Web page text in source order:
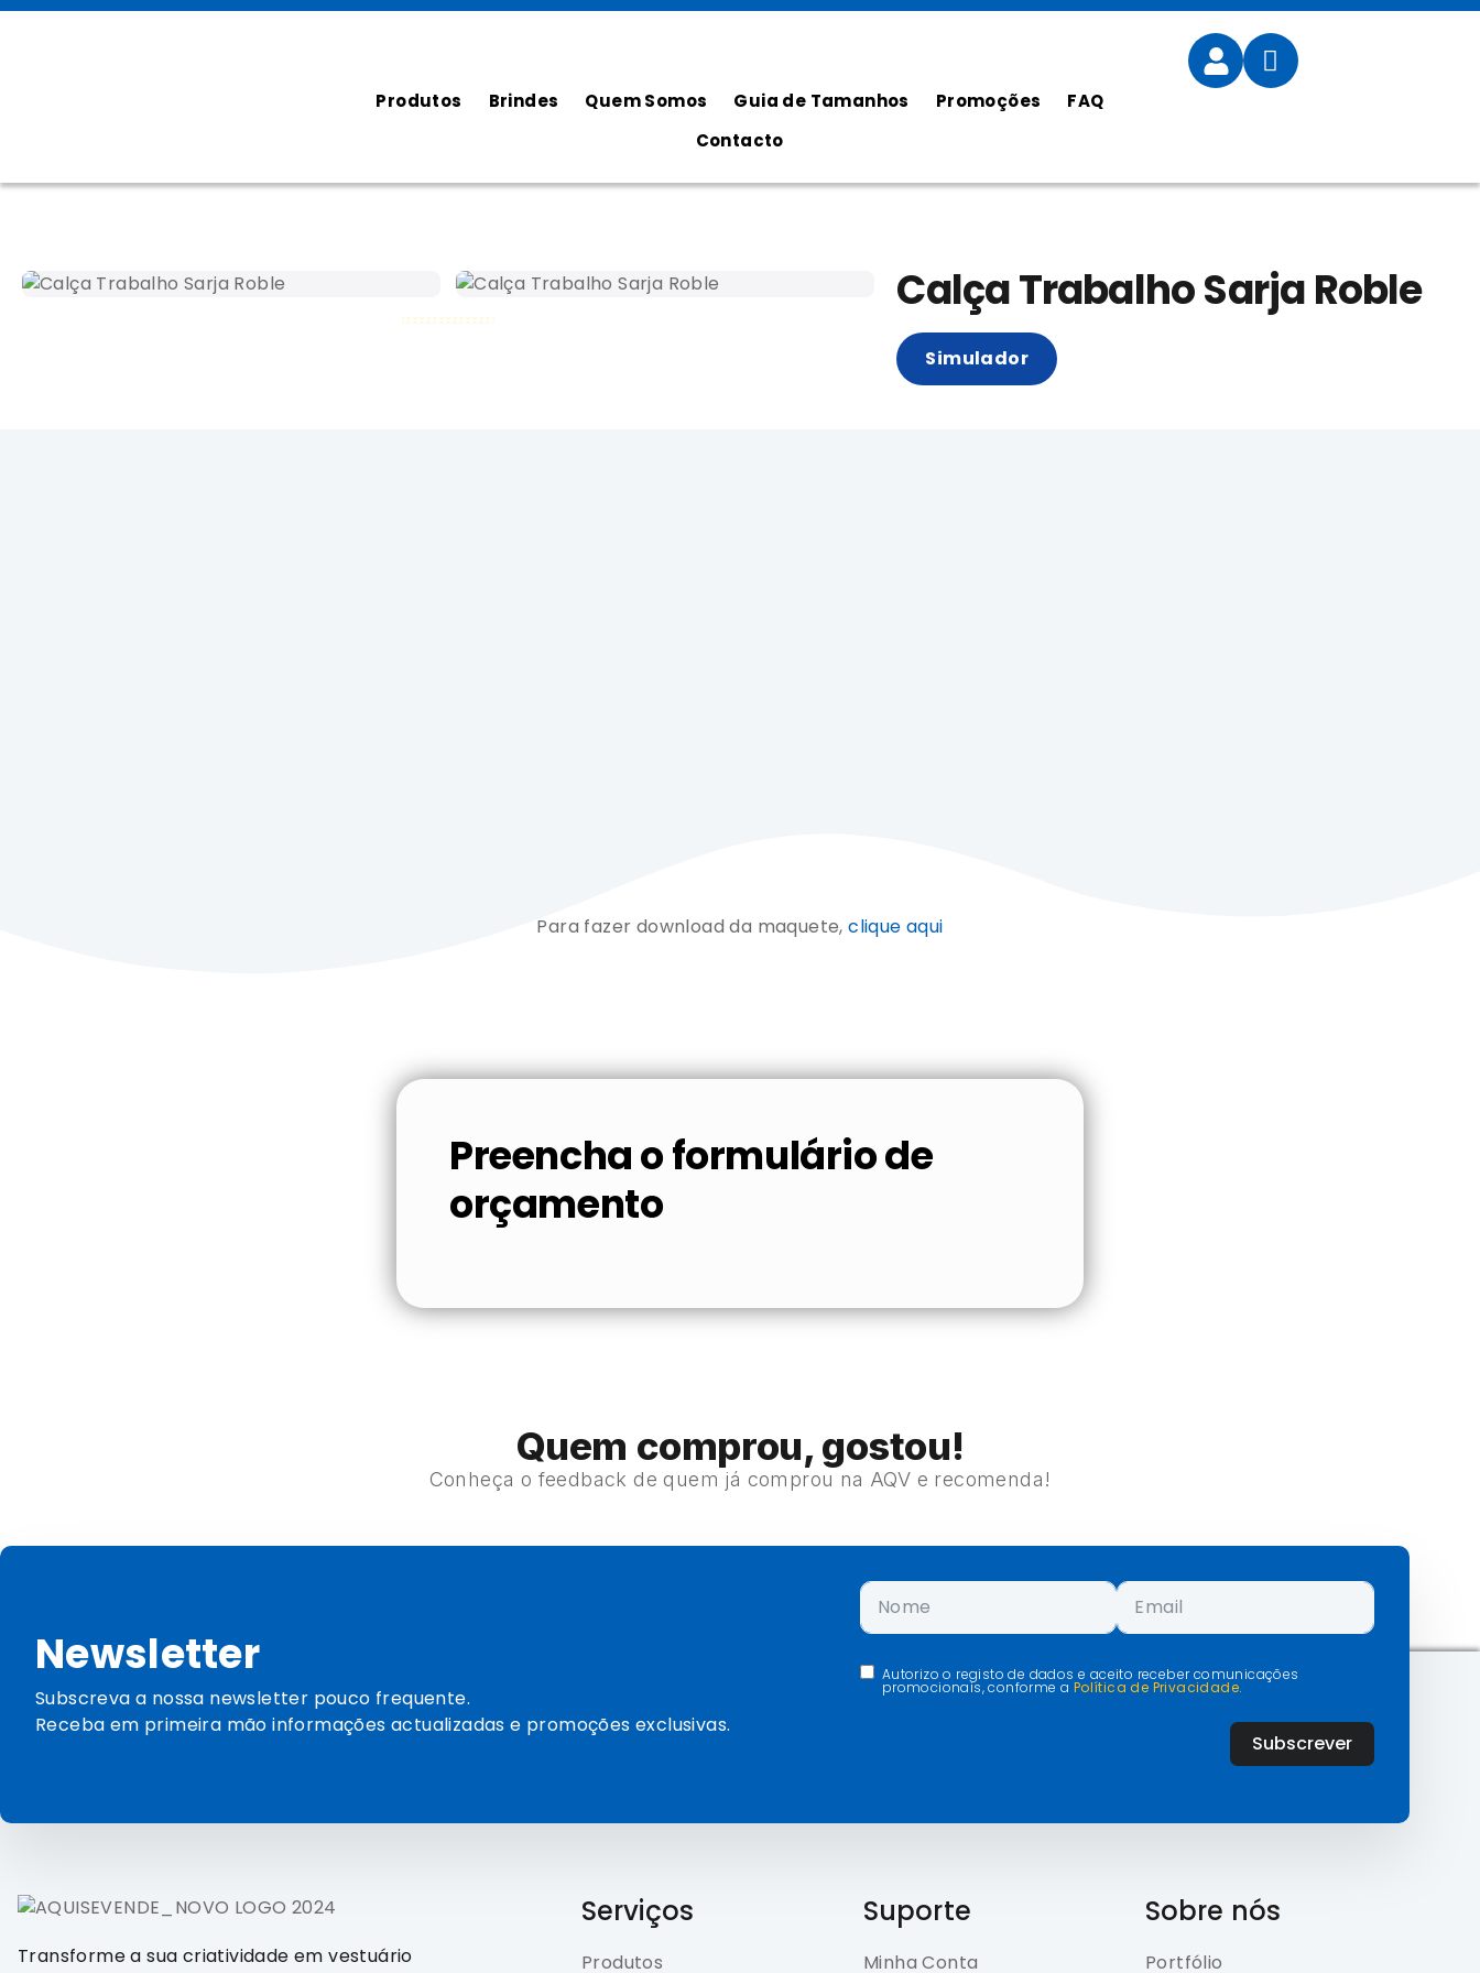
Produtos Brindes Quem Somos Guia de Tamanhos Promoções
FAQ
Contacto
Calça Trabalho Sarja Roble
Simulador
Para fazer download da maquete,clique aqui
Preencha o formulário de
orçamento
Quem comprou, gostou!
Conheça o feedback de quem já comprou na AQV e recomenda!
Newsletter
Subscreva a nossa newsletter pouco frequente.
Receba em primeira mão informações actualizadas e promoções exclusivas.
Autorizo o registo de dados e aceito receber comunicações
promocionais, conforme a Política de Privacidade.
Subscrever
Transforme a sua criatividade em vestuário
Serviços
Produtos
Suporte
Minha Conta
Sobre nós
Portfólio